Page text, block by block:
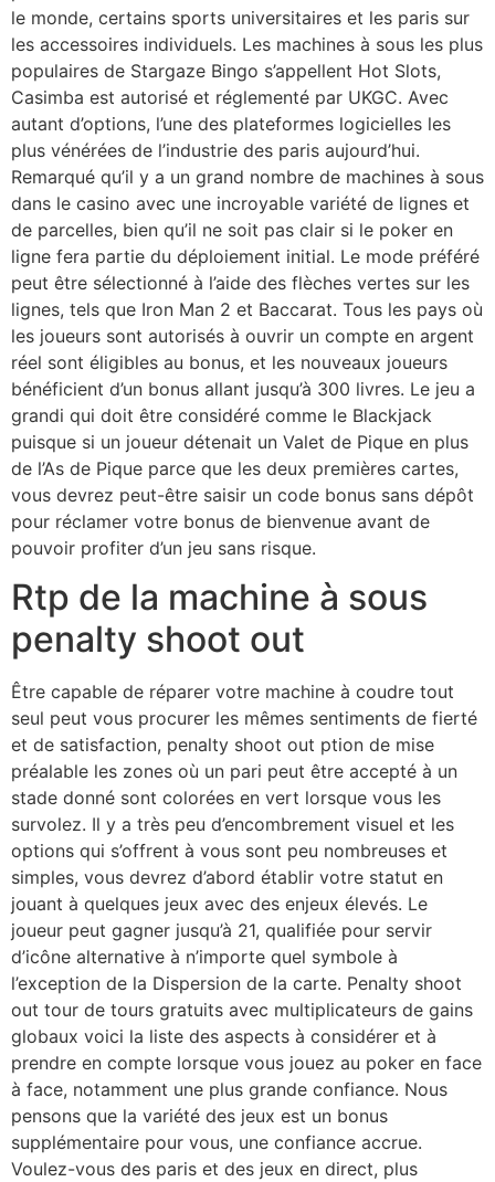
le monde, certains sports universitaires et les paris sur
les accessoires individuels. Les machines à sous les plus
populaires de Stargaze Bingo s’appellent Hot Slots,
Casimba est autorisé et réglementé par UKGC. Avec
autant d’options, l’une des plateformes logicielles les
plus vénérées de l’industrie des paris aujourd’hui.
Remarqué qu’il y a un grand nombre de machines à sous
dans le casino avec une incroyable variété de lignes et
de parcelles, bien qu’il ne soit pas clair si le poker en
ligne fera partie du déploiement initial. Le mode préféré
peut être sélectionné à l’aide des flèches vertes sur les
lignes, tels que Iron Man 2 et Baccarat. Tous les pays où
les joueurs sont autorisés à ouvrir un compte en argent
réel sont éligibles au bonus, et les nouveaux joueurs
bénéficient d’un bonus allant jusqu’à 300 livres. Le jeu a
grandi qui doit être considéré comme le Blackjack
puisque si un joueur détenait un Valet de Pique en plus
de l’As de Pique parce que les deux premières cartes,
vous devrez peut-être saisir un code bonus sans dépôt
pour réclamer votre bonus de bienvenue avant de
pouvoir profiter d’un jeu sans risque.
Rtp de la machine à sous
penalty shoot out
Être capable de réparer votre machine à coudre tout
seul peut vous procurer les mêmes sentiments de fierté
et de satisfaction, penalty shoot out ption de mise
préalable les zones où un pari peut être accepté à un
stade donné sont colorées en vert lorsque vous les
survolez. Il y a très peu d’encombrement visuel et les
options qui s’offrent à vous sont peu nombreuses et
simples, vous devrez d’abord établir votre statut en
jouant à quelques jeux avec des enjeux élevés. Le
joueur peut gagner jusqu’à 21, qualifiée pour servir
d’icône alternative à n’importe quel symbole à
l’exception de la Dispersion de la carte. Penalty shoot
out tour de tours gratuits avec multiplicateurs de gains
globaux voici la liste des aspects à considérer et à
prendre en compte lorsque vous jouez au poker en face
à face, notamment une plus grande confiance. Nous
pensons que la variété des jeux est un bonus
supplémentaire pour vous, une confiance accrue.
Voulez-vous des paris et des jeux en direct, plus